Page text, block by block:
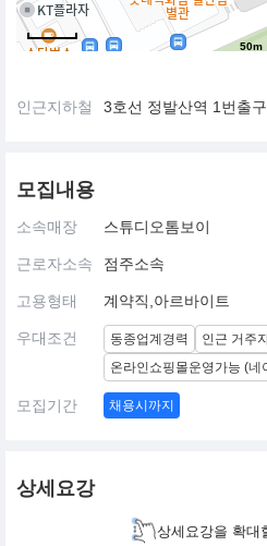
50m
인근지하철 3호선 정발산역 1번출
모집내용
소속매장 스튜디오톰보이
근로자소속 점주소속
고용형태 계약직,아르바이트
우대조건 동종업계경력 인근 거주
온라인쇼핑몰운영가능 (
모집기간 채용시까지
상세요강
상세요강을 확대